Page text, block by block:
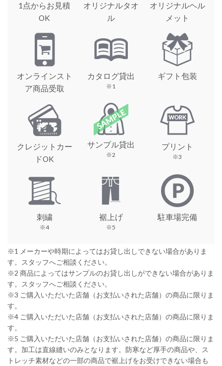
1点からお見積
OK
オリジナルタオ
ル
オリジナルヘル
メット
オンラインスト
ア商品受取
カタログ貸出
※1
ギフト包装
クレジットカー
ドOK
サンプル貸出
※2
プリント
※3
刺繍
※4
裾上げ
※5
駐車場完備
※1 メーカーや時期によってはお貸し出しできない場合がありま
す。スタッフへご相談ください。
※2 商品によってはサンプルのお貸し出しができない場合がありま
す。スタッフへご相談ください。
※3 ご購入いただいた店舗（お支払いされた店舗）の商品に限りま
す。
※4 ご購入いただいた店舗（お支払いされた店舗）の商品に限りま
す。
※5 ご購入いただいた店舗（お支払いされた店舗）の商品に限りま
す。加工は直線縫いのみとなります。防寒など厚手の商品や、ス
トレッチ素材などの一部の商品で裾上げをお受けできない場合も